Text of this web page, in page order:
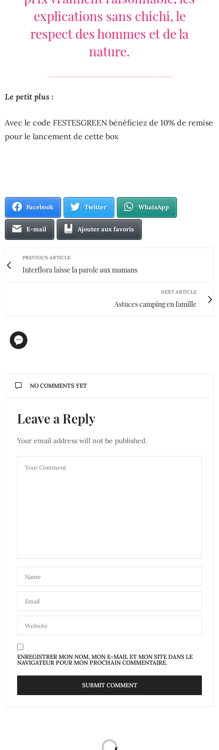
explications sans chichi, le
respect des hommes et de la
nature.
Le petit plus :
Avec le code FESTESGREEN bénéficiez de 10% de remise
pour le lancement de cette box
Facebook Twitter WhatsApp
E-mail Ajouter aux favoris
PREVIOUS ARTICLE
Interflora laisse la parole aux mamans
NEXT ARTICLE
Astuces camping en famille
NO COMMENTS YET
Leave a Reply
Your email address will not be published.
ENREGISTRER MON NOM, MON E-MAIL ET MON SITE DANS LE
NAVIGATEUR POUR MON PROCHAIN COMMENTAIRE.